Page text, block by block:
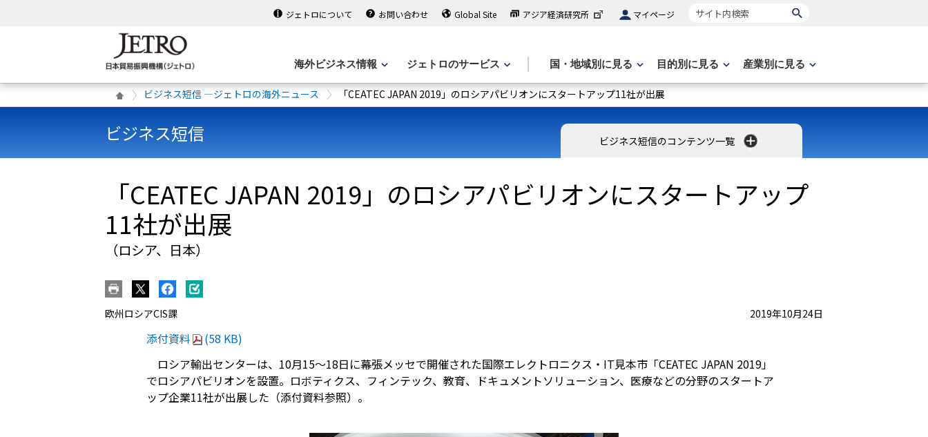
ジェトロについて お問い合わせ Global Site アジア経済研究所 マイページ サイト内検索
海外ビジネス情報 ジェトロのサービス 国・地域別に見る 目的別に見る 産業別に見る
ビジネス短信 ―ジェトロの海外ニュース 「CEATEC JAPAN 2019」のロシアパビリオンにスタートアップ11社が出展
ビジネス短信 ビジネス短信のコンテンツ一覧
「CEATEC JAPAN 2019」のロシアパビリオンにスタートアップ
11社が出展
（ロシア、日本）
欧州ロシアCIS課 2019年10月24日
添付資料
(58 KB)
ロシア輸出センターは、10月15～18日に幕張メッセで開催された国際エレクトロニクス・IT見本市「CEATEC JAPAN 2019」
でロシアパビリオンを設置。ロボティクス、フィンテック、教育、ドキュメントソリューション、医療などの分野のスタートア
ップ企業11社が出展した（添付資料参照）。